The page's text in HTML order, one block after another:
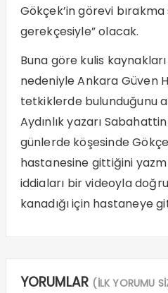
Gökçek’in görevi bırakma
gerekçesiyle” olacak.
Buna göre kulis
nedeniyle Ankara Güven
tetkiklerde bulunduğunu
Aydınlık yazarı
günlerde köşesinde
hastanesine gittiğini
iddiaları bir videoyla
kanadığı için hastaneye
YORUMLAR (İLK YORUMU